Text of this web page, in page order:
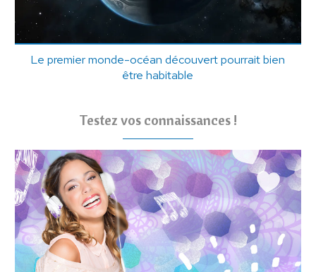
Le premier monde-océan découvert pourrait bien
être habitable
Testez vos connaissances !